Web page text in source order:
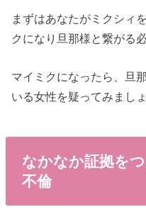
まずはあなたがミクシィ
クになり旦那様と繋がる
マイミクになったら、旦
いる女性を疑ってみましょ
なかなか証拠を
不倫